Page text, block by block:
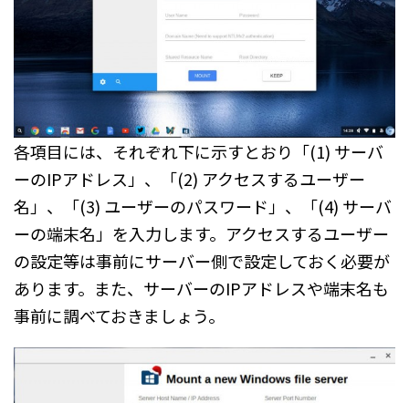
各項目には、それぞれ下に示すとおり「(1) サーバ
ーのIPアドレス」、「(2) アクセスするユーザー
名」、「(3) ユーザーのパスワード」、「(4) サーバ
ーの端末名」を入力します。アクセスするユーザー
の設定等は事前にサーバー側で設定しておく必要が
あります。また、サーバーのIPアドレスや端末名も
事前に調べておきましょう。